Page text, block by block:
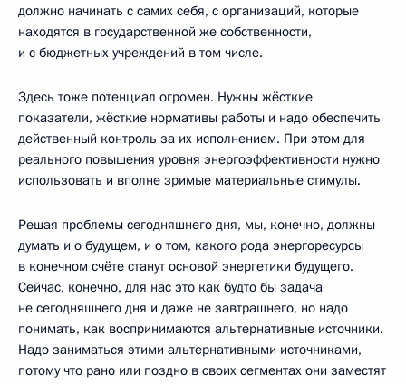
должно начинать с самих себя, с организаций, которые
находятся в государственной же собственности,
и с бюджетных учреждений в том числе.
Здесь тоже потенциал огромен. Нужны жёсткие
показатели, жёсткие нормативы работы и надо обеспечить
действенный контроль за их исполнением. При этом для
реального повышения уровня энергоэффективности нужно
использовать и вполне зримые материальные стимулы.
Решая проблемы сегодняшнего дня, мы, конечно, должны
думать и о будущем, и о том, какого рода энергоресурсы
в конечном счёте станут основой энергетики будущего.
Сейчас, конечно, для нас это как будто бы задача
не сегодняшнего дня и даже не завтрашнего, но надо
понимать, как воспринимаются альтернативные источники.
Надо заниматься этими альтернативными источниками,
потому что рано или поздно в своих сегментах они заместят